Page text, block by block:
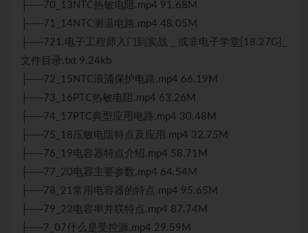
├──70_13NTC热敏电阻.mp4 91.68M
├──71_14NTC测温电路.mp4 48.05M
├──721.电子工程师入门到实战 _ 或非电子学堂[18.27G]_
文件目录.txt 9.24kb
├──72_15NTC浪涌保护电路.mp4 66.19M
├──73_16PTC热敏电阻.mp4 63.26M
├──74_17PTC典型应用电路.mp4 30.48M
├──75_18压敏电阻特点及应用.mp4 32.75M
├──76_19电容器特点介绍.mp4 58.71M
├──77_20电容主要参数.mp4 64.54M
├──78_21常用电容器的特点.mp4 95.65M
├──79_22电容串并联特点.mp4 87.74M
├──7_07什么是受控源.mp4 29.59M